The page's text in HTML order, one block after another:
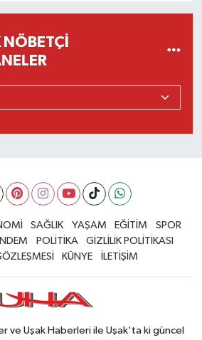
NÖBETÇI
SAĞLIK YAŞAM EĞİTİM
SPOR
POLİTİKA
GİZLİLİK POLİTİKASI
KÜNYE İLETİŞİM
ve Uşak Haberleri ile Uşak'ta ki güncel